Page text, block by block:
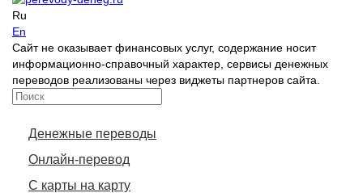
Ru
En
Сайт не оказывает финансовых услуг, содержание носит
информационно-справочный характер, сервисы денежных
переводов реализованы через виджеты партнеров сайта.
Денежные переводы
Онлайн-перевод
С карты на карту